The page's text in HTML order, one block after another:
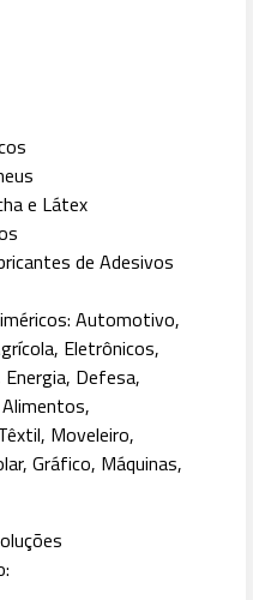
e Látex
de Adesivos
Automotivo,
Eletrônicos,
Defesa,
Moveleiro,
Gráfico, Máquinas,